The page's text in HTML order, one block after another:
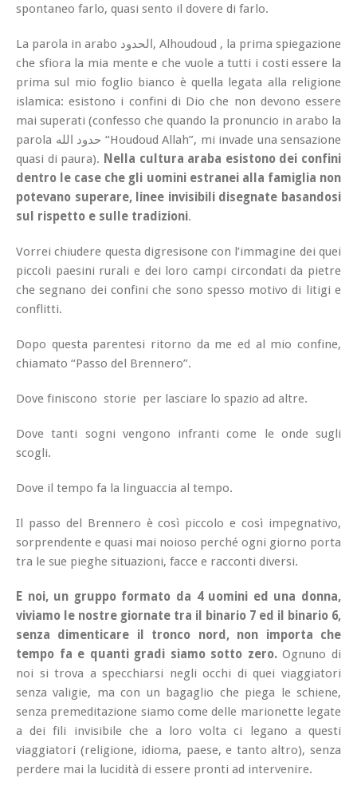
spontaneo farlo, quasi sento il dovere di farlo.
La parola in arabo الحدود, Alhoudoud , la prima spiegazione
che sfiora la mia mente e che vuole a tutti i costi essere la
prima sul mio foglio bianco è quella legata alla religione
islamica: esistono i confini di Dio che non devono essere
mai superati (confesso che quando la pronuncio in arabo la
parola حدود الله “Houdoud Allah”, mi invade una sensazione
quasi di paura). Nella cultura araba esistono dei confini
dentro le case che gli uomini estranei alla famiglia non
potevano superare, linee invisibili disegnate basandosi
sul rispetto e sulle tradizioni.
Vorrei chiudere questa digresisone con l’immagine dei quei
piccoli paesini rurali e dei loro campi circondati da pietre
che segnano dei confini che sono spesso motivo di litigi e
conflitti.
Dopo questa parentesi ritorno da me ed al mio confine,
chiamato “Passo del Brennero”.
Dove finiscono storie per lasciare lo spazio ad altre.
Dove tanti sogni vengono infranti come le onde sugli
scogli.
Dove il tempo fa la linguaccia al tempo.
Il passo del Brennero è così piccolo e così impegnativo,
sorprendente e quasi mai noioso perché ogni giorno porta
tra le sue pieghe situazioni, facce e racconti diversi.
E noi, un gruppo formato da 4 uomini ed una donna,
viviamo le nostre giornate tra il binario 7 ed il binario 6,
senza dimenticare il tronco nord, non importa che
tempo fa e quanti gradi siamo sotto zero.Ognuno di
noi si trova a specchiarsi negli occhi di quei viaggiatori
senza valigie, ma con un bagaglio che piega le schiene,
senza premeditazione siamo come delle marionette legate
a dei fili invisibile che a loro volta ci legano a questi
viaggiatori (religione, idioma, paese, e tanto altro), senza
perdere mai la lucidità di essere pronti ad intervenire.